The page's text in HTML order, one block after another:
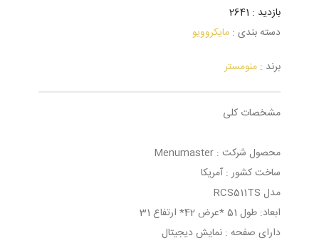
بازدید : 2641
دسته بندی : مایکروویو
برند : منومستر
مشخصات کلی
محصول شرکت : Menumaster
ساخت کشور : آمریکا
مدل RCS511TS
ابعاد: طول 51 *عرض 42* ارتفاع 31
دارای صفحه : نمایش دیجیتال